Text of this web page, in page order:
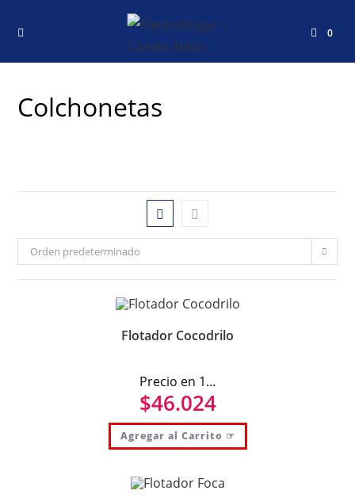
0
Colchonetas
Orden predeterminado
Flotador Cocodrilo
Precio en 1...
$46.024
Agregar al Carrito ☞